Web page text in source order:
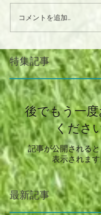
コメントを追加…
特集記事
後でもう一
くださ
記事が公開される
表示されま
最新記事